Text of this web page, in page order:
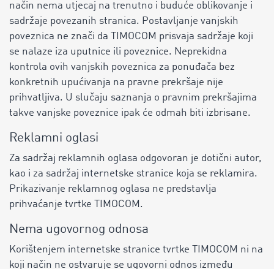
način nema utjecaj na trenutno i buduće oblikovanje i
sadržaje povezanih stranica. Postavljanje vanjskih
poveznica ne znači da TIMOCOM prisvaja sadržaje koji
se nalaze iza uputnice ili poveznice. Neprekidna
kontrola ovih vanjskih poveznica za ponuđača bez
konkretnih upućivanja na pravne prekršaje nije
prihvatljiva. U slučaju saznanja o pravnim prekršajima
takve vanjske poveznice ipak će odmah biti izbrisane.
Reklamni oglasi
Za sadržaj reklamnih oglasa odgovoran je dotični autor,
kao i za sadržaj internetske stranice koja se reklamira.
Prikazivanje reklamnog oglasa ne predstavlja
prihvaćanje tvrtke TIMOCOM.
Nema ugovornog odnosa
Korištenjem internetske stranice tvrtke TIMOCOM ni na
koji način ne ostvaruje se ugovorni odnos između